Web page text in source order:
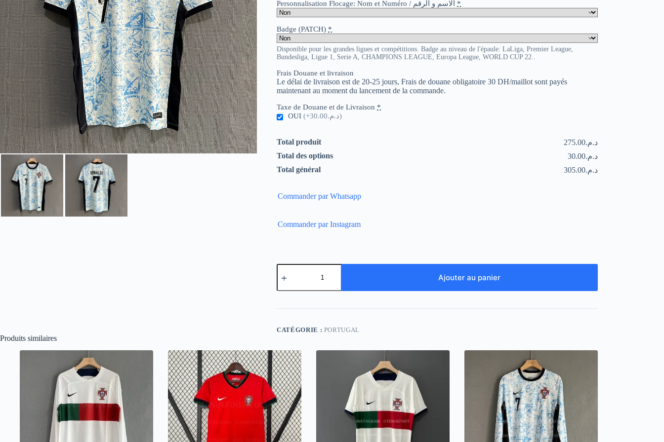
Personnalisation Flocage: Nom et Numéro / الاسم و الرقم *
Badge (PATCH) *
Disponible pour les grandes ligues et compétitions. Badge au niveau de l'épaule: LaLiga, Premier League,
Bundesliga, Ligue 1, Serie A, CHAMPIONS LEAGUE, Europa League, WORLD CUP 22..
Frais Douane et livraison
Le délai de livraison est de 20-25 jours, Frais de douane obligatoire 30 DH/maillot sont payés
maintenant au moment du lancement de la commande.
Taxe de Douane et de Livraison *
OUI
(+د.م.30.00)
Total produit
د.م.275.00
Total des options
د.م.30.00
Total général
د.م.305.00
Commander par Whatsapp
Commander par Instagram
quantité
de
Away
Ajouter au panier
CATÉGORIE : PORTUGAL
Produits similaires